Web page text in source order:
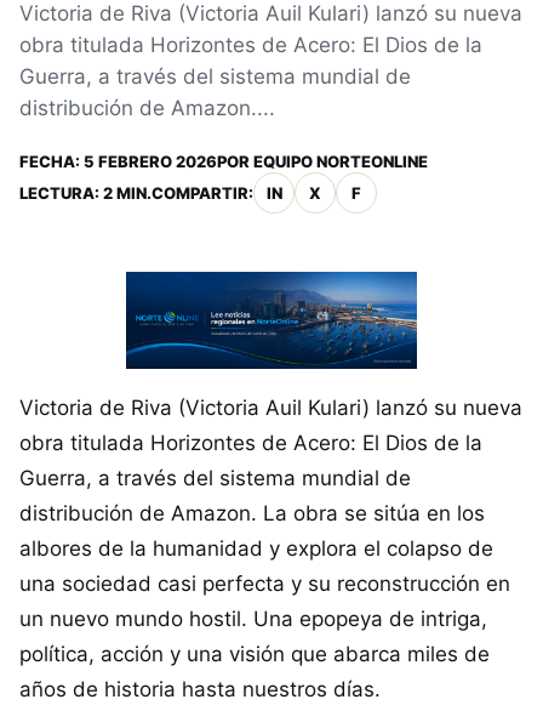
Victoria de Riva (Victoria Auil Kulari) lanzó su nueva
obra titulada Horizontes de Acero: El Dios de la
Guerra, a través del sistema mundial de
distribución de Amazon....
FECHA: 5 FEBRERO 2026POR EQUIPO NORTEONLINE
LECTURA: 2 MIN.COMPARTIR: IN X F
Victoria de Riva (Victoria Auil Kulari) lanzó su nueva
obra titulada Horizontes de Acero: El Dios de la
Guerra, a través del sistema mundial de
distribución de Amazon. La obra se sitúa en los
albores de la humanidad y explora el colapso de
una sociedad casi perfecta y su reconstrucción en
un nuevo mundo hostil. Una epopeya de intriga,
política, acción y una visión que abarca miles de
años de historia hasta nuestros días.